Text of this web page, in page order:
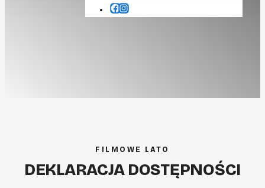
FACEBOOK
INSTAGRAM
FILMOWE LATO
DEKLARACJA DOSTĘPNOŚCI